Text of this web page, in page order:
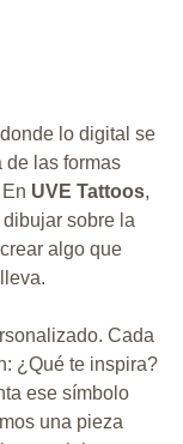
lo digital se
de las formas
UVE Tattoos,
sobre la
algo que
Cada
¿Qué te inspira?
ese símbolo
una pieza